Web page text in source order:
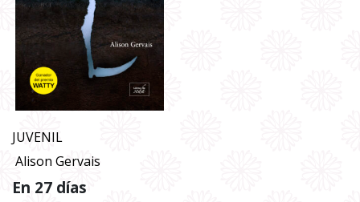
JUVENIL
Alison Gervais
En 27 días